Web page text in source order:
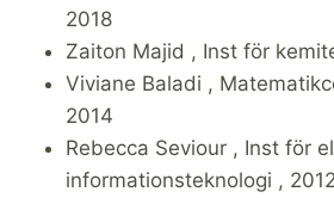
2018
Zaiton Majid , Inst för
Viviane Baladi ,
2014
Rebecca Seviour , Inst för
informationsteknologi ,